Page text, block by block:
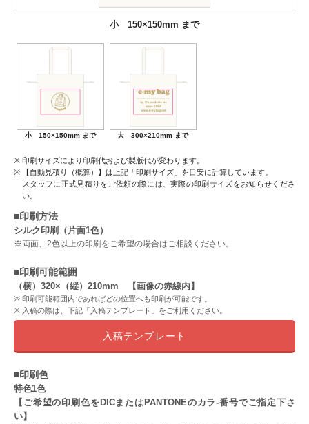
小 150×150mm まで
大 300×210mm まで
小 150×150mm まで 大 300×210mm まで
印刷サイズにより印刷代および製版代が変わります。
【自動見積り（概算）】は上記「印刷サイズ」を目安に計算しています。
スタッフに正式見積りをご依頼の際には、実際の印刷サイズをお知らせくださ
い。
■印刷方法
シルク印刷（片面1色）
※両面、2色以上の印刷をご希望の場合はご相談ください。
■印刷可能範囲
（横）320×（縦）210mm 【画像の赤線内】
印刷可能範囲内であればどの位置へも印刷が可能です。
入稿の際は、下記「入稿テンプレート」をご利用ください。
入稿テンプレート
■印刷色
特色1色
【ご希望の印刷色をDICまたはPANTONEのカラ-番号でご指定下さ
い】